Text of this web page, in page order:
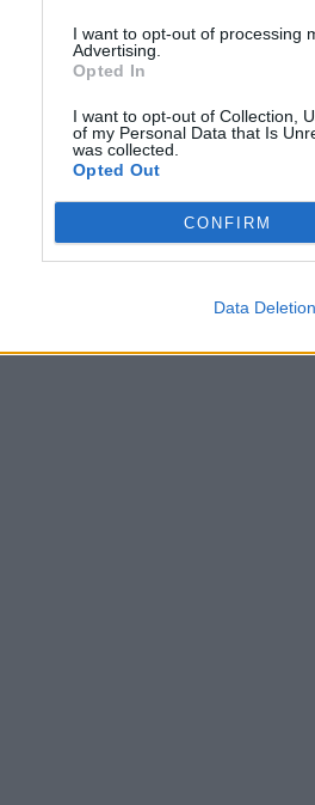
I want to opt-out of processing
Advertising.
Opted In
I want to opt-out of Collection,
of my Personal Data that Is
was collected.
Opted Out
CONFIRM
Data Deletion